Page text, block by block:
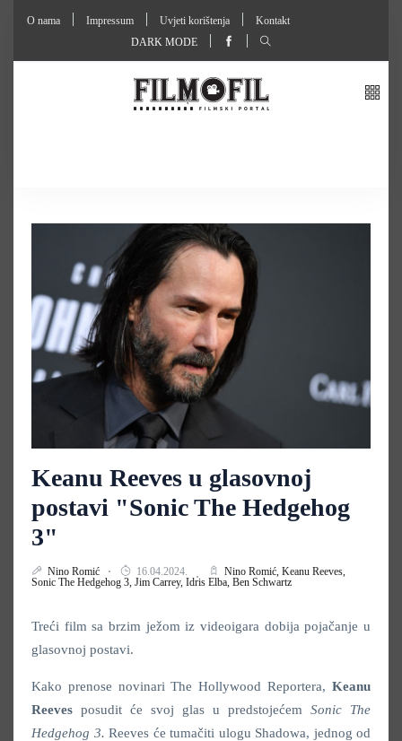
O nama Impressum Uvjeti korištenja
Kontakt
DARK MODE
Keanu Reeves u glasovnoj
postavi "Sonic The Hedgehog
3"
Nino Romić 16.04.2024. Nino Romić, Keanu Reeves,
Sonic The Hedgehog 3, Jim Carrey, Idris Elba, Ben Schwartz
Treći film sa brzim ježom iz videoigara dobija pojačanje u
glasovnoj postavi.
Kako prenose novinari The Hollywood Reportera, Keanu
Reeves posudit će svoj glas u predstojećem Sonic The
Hedgehog 3. Reeves će tumačiti ulogu Shadowa, jednog od